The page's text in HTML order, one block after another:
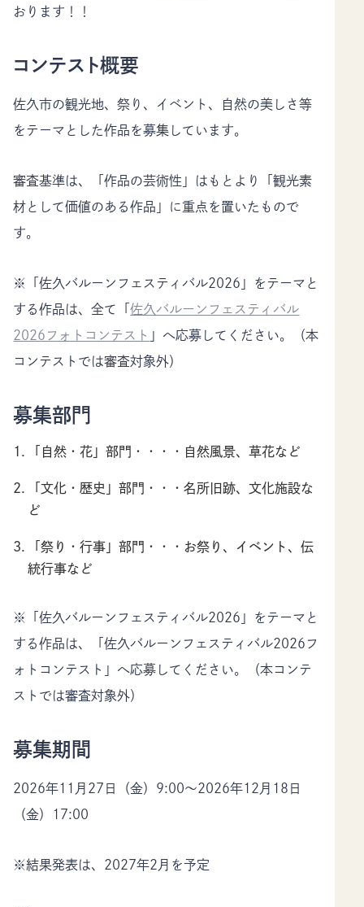
おります！！
コンテスト概要
佐久市の観光地、祭り、イベント、自然の美しさ等
をテーマとした作品を募集しています。
審査基準は、「作品の芸術性」はもとより「観光素
材として価値のある作品」に重点を置いたもので
す。
※「佐久バルーンフェスティバル2026」をテーマと
する作品は、全て「佐久バルーンフェスティバル
2026フォトコンテスト 」へ応募してください。（本
コンテストでは審査対象外）
募集部門
「自然・花」部門・・・・自然風景、草花など
「文化・歴史」部門・・・名所旧跡、文化施設な
ど
「祭り・行事」部門・・・お祭り、イベント、伝
統行事など
※「佐久バルーンフェスティバル2026」をテーマと
する作品は、「佐久バルーンフェスティバル2026フ
ォトコンテスト」へ応募してください。（本コンテ
ストでは審査対象外）
募集期間
2026年11月27日（金）9:00～2026年12月18日
（金）17:00
※結果発表は、2027年2月を予定